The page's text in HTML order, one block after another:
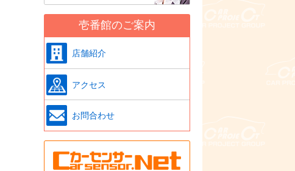
壱番館のご案内
店舗紹介
アクセス
お問合わせ